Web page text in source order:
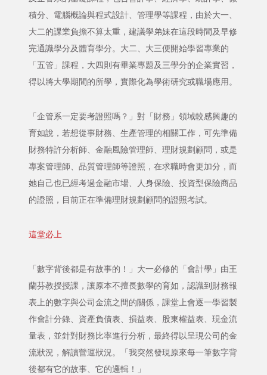
積分、電腦概論與程式設計、管理學等課程，由於大一、
大二的課業負擔不算太重，建議學弟妹在這段時間及早修
完通識學分及體育學分。大二、大三便開始學習專業的
「五管」課程，大四則有畢業專題及三學分的企業實習，
得以將大學期間的所學，實際化為學術研究或職場應用。
「企管系一定要考證照嗎？」對「財務」領域較感興趣的
育如說，若想從事財務、生產管理的相關工作，可先準備
財務特許分析師、金融風險管理師、理財規劃顧問，或是
專案管理師、品質管理師等證照，在求職時會更加分，而
她自己也已經考過金融市場、人身保險、投資型保險商品
的證照，目前正在準備理財規劃顧問的證照考試。
這堂必上
「數字背後都是有故事的！」大一必修的「會計學」由王
蘭芬教授授課，讓原本不擅長數學的育如，認識到財務報
表上的數字與公司金流之間的關係，課堂上會逐一學習製
作會計分錄、資產負債表、損益表、股東權益表、現金流
量表，並針對財務比率進行分析，最終得以呈現公司的金
流狀況，解讀營運狀況。「我突然發現原來每一筆數字背
後都有它的故事、它的邏輯！」